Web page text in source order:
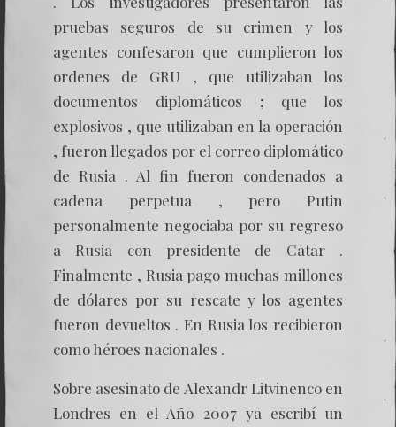
pruebas seguros de su crimen y los
agentes confesaron que cumplieron los
ordenes de GRU , que utilizaban los
documentos diplomáticos ; que los
explosivos , que utilizaban en la operación
, fueron llegados por el correo diplomático
de Rusia . Al fin fueron condenados a
cadena perpetua , pero Putin
personalmente negociaba por su regreso
a Rusia con presidente de Catar .
Finalmente , Rusia pago muchas millones
de dólares por su rescate y los agentes
fueron devueltos . En Rusia los recibieron
como héroes nacionales .
Sobre asesinato de Alexandr Litvinenco en
Londres en el Año 2007 ya escribí un